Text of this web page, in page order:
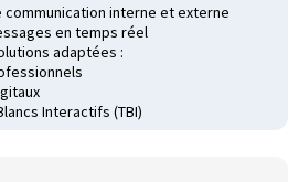
communication interne et externe
en temps réel
adaptées :
Interactifs (TBI)